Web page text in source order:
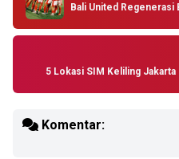
Bali United Regenerasi
5 Lokasi SIM Keliling
Komentar: